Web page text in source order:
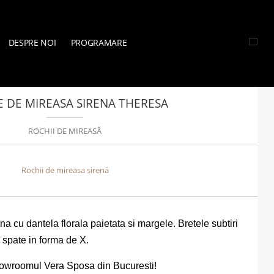
DESPRE NOI PROGRAMARE
DE MIREASA SIRENA THERESA
ROCHII DE MIREASĂ
Rochii de mireasa sirenă
cu dantela florala paietata si margele. Bretele subtiri
in forma de X.
Vera Sposa din Bucuresti!